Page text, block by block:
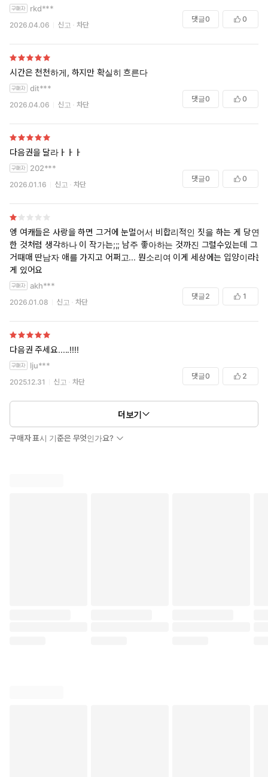
rkd***
2026.04.06 신고 차단
댓글0 0
시간은 천천하게, 하지만 확실히 흐른다
dit***
2026.04.06 신고 차단
댓글0 0
다음권을 달라ㅏㅏㅏ
202***
2026.01.16 신고 차단
댓글0 0
엥 여캐들은 사랑을 하면 그거에 눈멀어서 비합리적인 짓을 하는 게 당연
한 것처럼 생각하나 이 작가는;;; 남주 좋아하는 것까진 그럴수있는데 그
거때매 딴남자 애를 가지고 어쩌고... 뭔소리여 이게 세상에는 입양이라는
게 있어요
akh***
2026.01.08 신고 차단
댓글2 1
다음권 주세요.....!!!!
lju***
2025.12.31 신고 차단
댓글0 2
더보기
구매자 표시 기준은 무엇인가요?